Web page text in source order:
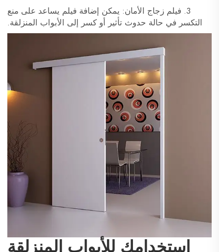
3. فيلم زجاج الأمان: يمكن إضافة فيلم يساعد على منع
التكسر في حالة حدوث تأثير أو كسر إلى الأبواب المنزلقة.
استخدامك للأبواب المنزلقة